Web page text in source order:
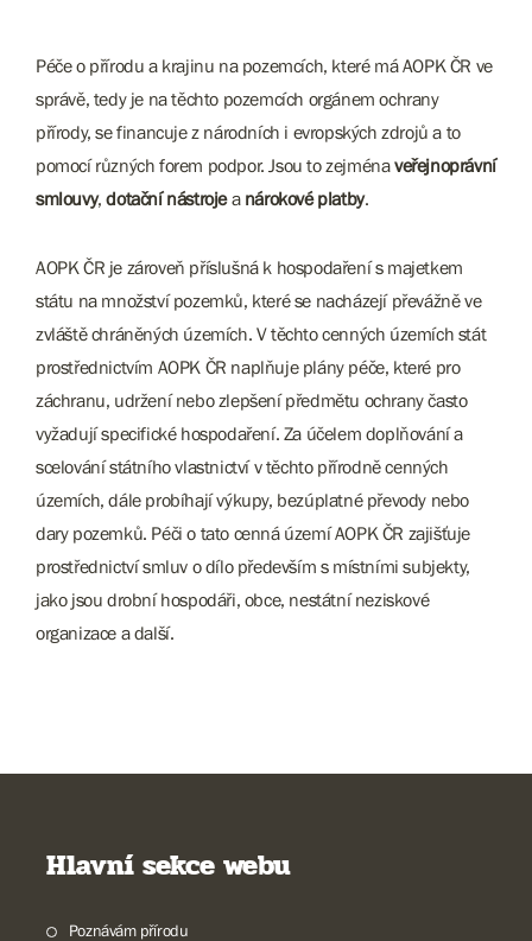
Péče o přírodu a krajinu na pozemcích, které má AOPK ČR ve
správě, tedy je na těchto pozemcích orgánem ochrany
přírody, se financuje z národních i evropských zdrojů a to
pomocí různých forem podpor. Jsou to zejménaveřejnoprávní
smlouvy,dotační nástrojea ​​​​​​ ​nárokové platby.
AOPK ČR je zároveň příslušná k hospodaření s majetkem
státu na množství pozemků, které se nacházejí převážně ve
zvláště chráněných územích. V těchto cenných územích stát
prostřednictvím AOPK ČR naplňuje plány péče, které pro
záchranu, udržení nebo zlepšení předmětu ochrany často
vyžadují specifické hospodaření. Za účelem doplňování a
scelování státního vlastnictví v těchto přírodně cenných
územích, dále probíhají výkupy, bezúplatné převody nebo
dary pozemků. Péči o tato cenná území AOPK ČR zajišťuje
prostřednictví smluv o dílo především s místními subjekty,
jako jsou drobní hospodáři, obce, nestátní neziskové
organizace a další.
Hlavní sekce webu
Poznávám přírodu